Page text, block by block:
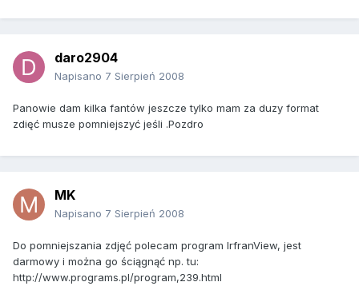
daro2904
Napisano 7 Sierpień 2008
Panowie dam kilka fantów jeszcze tylko mam za duzy format
zdięć musze pomniejszyć jeśli .Pozdro
MK
Napisano 7 Sierpień 2008
Do pomniejszania zdjęć polecam program IrfranView, jest
darmowy i można go ściągnąć np. tu:
http://www.programs.pl/program,239.html